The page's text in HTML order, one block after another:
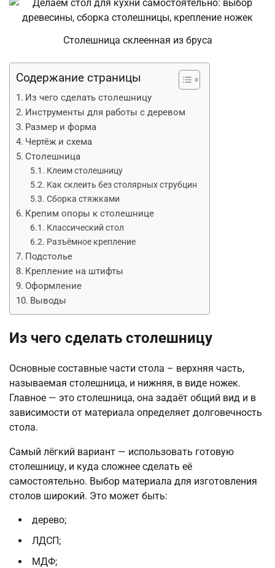
Столешница склеенная из бруса
Содержание страницы
Из чего сделать столешницу
Инструменты для работы с деревом
Размер и форма
Чертёж и схема
Столешница
Клеим столешницу
Как склеить без столярных струбцин
Сборка стяжками
Крепим опоры к столешнице
Классический стол
Разъёмное крепление
Подстолье
Крепление на штифты
Оформление
Выводы
Из чего сделать столешницу
Основные составные части стола – верхняя часть,
называемая столешница, и нижняя, в виде ножек.
Главное — это столешница, она задаёт общий вид и в
зависимости от материала определяет долговечность
стола.
Самый лёгкий вариант — использовать готовую
столешницу, и куда сложнее сделать её
самостоятельно. Выбор материала для изготовления
столов широкий. Это может быть:
дерево;
ЛДСП;
МДФ;